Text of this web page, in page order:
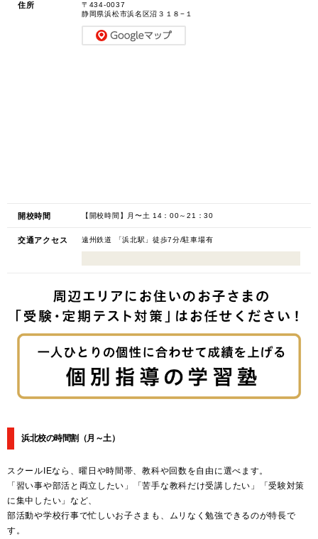
住所
〒434-0037
静岡県浜松市浜名区沼３１８−１
開校時間 【開校時間】月〜土 14：00～21：30
交通アクセス 遠州鉄道 「浜北駅」徒歩7分/駐車場有
浜北校の時間割 （月～土）
スクールIEなら、曜日や時間帯、教科や回数を自由に選べます。
「習い事や部活と両立したい」「苦手な教科だけ受講したい」「受験対策
に集中したい」など、
部活動や学校行事で忙しいお子さまも、ムリなく勉強できるのが特長で
す。